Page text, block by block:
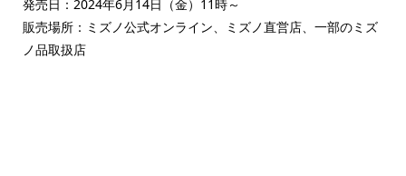
発売日：2024年6月14日（金）11時～
販売場所：ミズノ公式オンライン、ミズノ直営店、一部のミズ
ノ品取扱店